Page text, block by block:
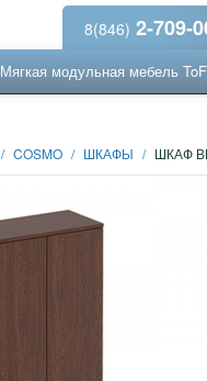
8(846) 2-709-
Мягкая модульная мебель
/ COSMO / ШКАФЫ / ШКАФ